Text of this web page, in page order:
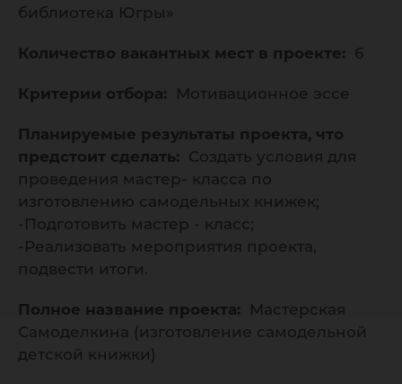
библиотека Югры»
Количество вакантных мест в проекте: 6
Критерии отбора: Мотивационное эссе
Планируемые результаты проекта, что
предстоит сделать: Создать условия для
проведения мастер- класса по
изготовлению самодельных книжек;
-Подготовить мастер - класс;
-Реализовать мероприятия проекта,
подвести итоги.
Полное название проекта:
Мастерская
Самоделкина (изготовление самодельной
детской книжки)